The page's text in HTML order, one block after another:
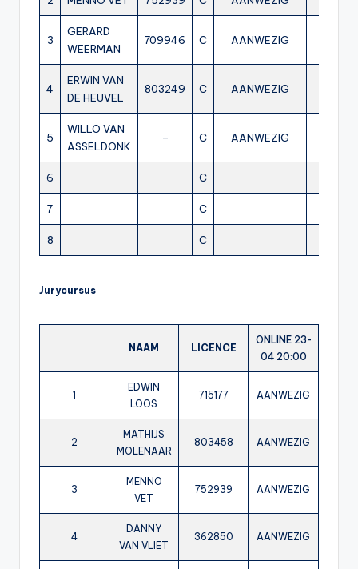
3
GERARD
WEERMAN
709946 C AANWEZIG
4
ERWIN VAN
DE HEUVEL
803249 C AANWEZIG
5
WILLO VAN
ASSELDONK
– C AANWEZIG
6 C
7 C
8 C
Jurycursus
NAAM LICENCE
ONLINE 23-
04 20:00
1
EDWIN
LOOS
715177 AANWEZIG
2
MATHIJS
MOLENAAR
803458 AANWEZIG
3
MENNO
VET
752939 AANWEZIG
4
DANNY
VAN VLIET
362850 AANWEZIG